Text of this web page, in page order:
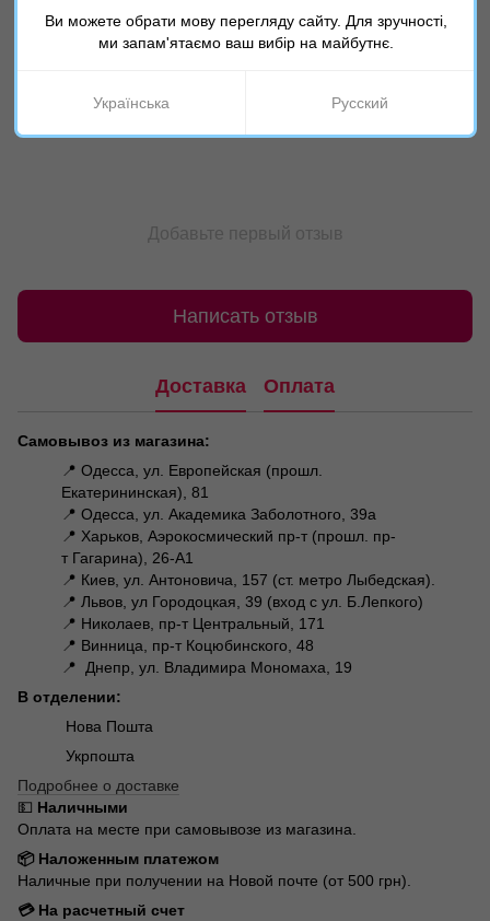
Добавьте первый отзыв
Написать отзыв
Доставка Оплата
Самовывоз из магазина:
📍 Одесса, ул. Европейская (прошл.
Екатерининская), 81
📍 Одесса, ул. Академика Заболотного, 39а
📍 Харьков, Аэрокосмический пр-т (прошл. пр-
т Гагарина), 26-А1
📍 Киев, ул. Антоновича, 157 (ст. метро Лыбедская).
📍 Львов, ул Городоцкая, 39 (вход с ул. Б.Лепкого)
📍 Николаев, пр-т Центральный, 171
📍 Винница, пр-т Коцюбинского, 48
📍 Днепр, ул. Владимира Мономаха, 19
В отделении:
Нова Пошта
Укрпошта
Подробнее о доставке
💵 Наличными
Оплата на месте при самовывозе из магазина.
📦 Наложенным платежом
Наличные при получении на Новой почте (от 500 грн).
💳 На расчетный счет
Ви можете обрати мову перегляду сайту. Для зручності,
ми запам'ятаємо ваш вибір на майбутнє.
Українська Русский